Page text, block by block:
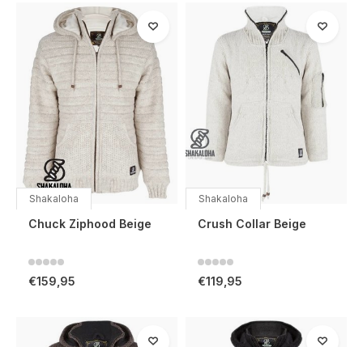
Shakaloha
Chuck Ziphood Beige
€159,95
Shakaloha
Crush Collar Beige
€119,95